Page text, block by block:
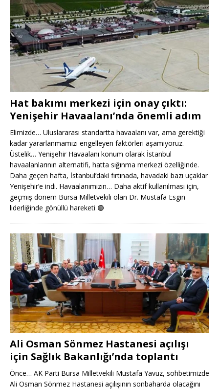
Hat bakımı merkezi için onay çıktı:
Yenişehir Havaalanı’nda önemli adım
Elimizde… Uluslararası standartta havaalanı var, ama gerektiği
kadar yararlanmamızı engelleyen faktörleri aşamıyoruz.
Üstelik… Yenişehir Havaalanı konum olarak İstanbul
havaalanlarının alternatifi, hatta sığınma merkezi özelliğinde.
Daha geçen hafta, İstanbul’daki fırtınada, havadaki bazı uçaklar
Yenişehir’e indi. Havaalanımızın… Daha aktif kullanılması için,
geçmiş dönem Bursa Milletvekili olan Dr. Mustafa Esgin
liderliğinde gönüllü hareketi 🟢
Ali Osman Sönmez Hastanesi açılışı
için Sağlık Bakanlığı’nda toplantı
Önce… AK Parti Bursa Milletvekili Mustafa Yavuz, sohbetimizde
Ali Osman Sönmez Hastanesi açılışının sonbaharda olacağını